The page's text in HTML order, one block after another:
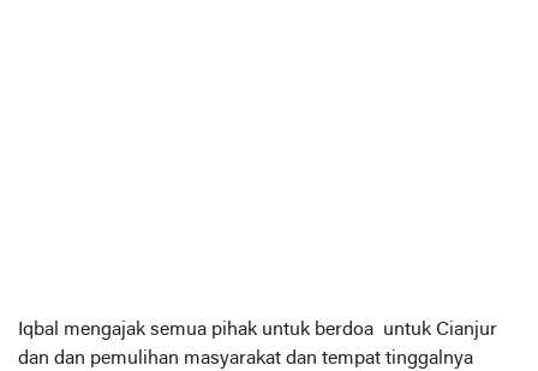
Iqbal mengajak semua pihak untuk berdoa untuk Cianjur
dan dan pemulihan masyarakat dan tempat tinggalnya